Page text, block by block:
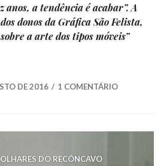
anos, a tendência é acabar”. A
donos da Gráfica São Felista,
a arte dos tipos móveis”
do Recôncavo mantém
DE 2016 1 COMENTÁRIO
DO RECÔNCAVO